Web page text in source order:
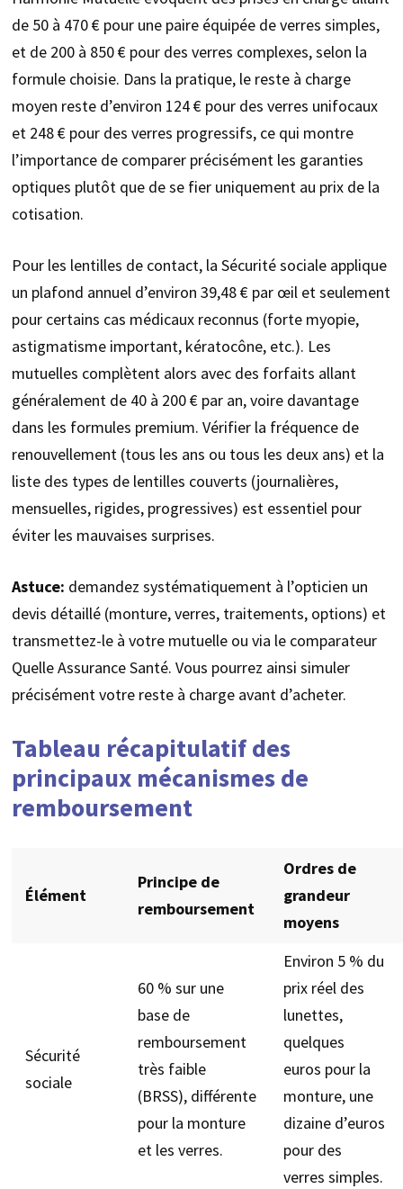
de 50 à 470 € pour une paire équipée de verres simples,
et de 200 à 850 € pour des verres complexes, selon la
formule choisie. Dans la pratique, le reste à charge
moyen reste d’environ 124 € pour des verres unifocaux
et 248 € pour des verres progressifs, ce qui montre
l’importance de comparer précisément les garanties
optiques plutôt que de se fier uniquement au prix de la
cotisation.
Pour les lentilles de contact, la Sécurité sociale applique
un plafond annuel d’environ 39,48 € par œil et seulement
pour certains cas médicaux reconnus (forte myopie,
astigmatisme important, kératocône, etc.). Les
mutuelles complètent alors avec des forfaits allant
généralement de 40 à 200 € par an, voire davantage
dans les formules premium. Vérifier la fréquence de
renouvellement (tous les ans ou tous les deux ans) et la
liste des types de lentilles couverts (journalières,
mensuelles, rigides, progressives) est essentiel pour
éviter les mauvaises surprises.
Astuce: demandez systématiquement à l’opticien un
devis détaillé (monture, verres, traitements, options) et
transmettez-le à votre mutuelle ou via le comparateur
Quelle Assurance Santé. Vous pourrez ainsi simuler
précisément votre reste à charge avant d’acheter.
Tableau récapitulatif des
principaux mécanismes de
remboursement
Élément
Principe de
remboursement
Ordres de
grandeur
moyens
Sécurité
sociale
60 % sur une
base de
remboursement
très faible
(BRSS), différente
pour la monture
et les verres.
Environ 5 % du
prix réel des
lunettes,
quelques
euros pour la
monture, une
dizaine d’euros
pour des
verres simples.